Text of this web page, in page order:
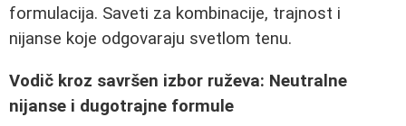
formulacija. Saveti za kombinacije, trajnost i
nijanse koje odgovaraju svetlom tenu.
Vodič kroz savršen izbor ruževa: Neutralne
nijanse i dugotrajne formule